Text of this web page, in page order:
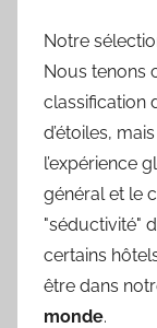
Notre
Nous tenons
classification
d’étoiles,
l’expérience
général et le
"séductivité"
certains
être dans
monde.